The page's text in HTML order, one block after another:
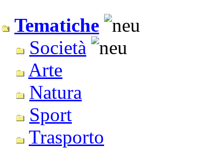
Tematiche
Società
Arte
Natura
Sport
Trasporto